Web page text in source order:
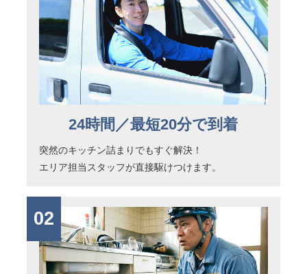
24時間／最短20分で到着
突然のキッチン詰まりでもすぐ解決！
エリア担当スタッフが直接駆けつけます。
02